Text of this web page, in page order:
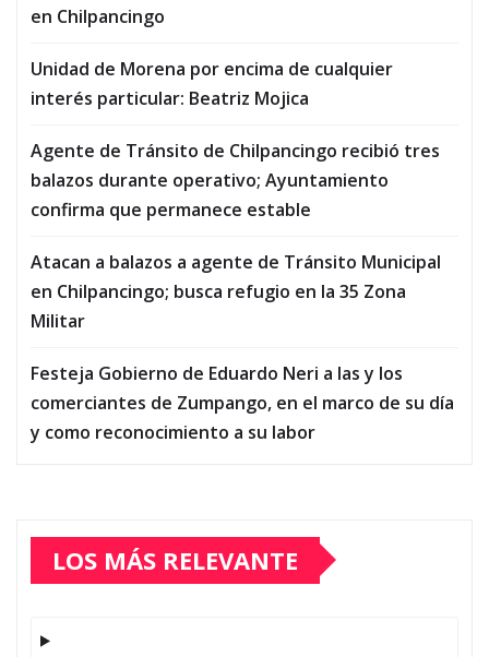
en Chilpancingo
Unidad de Morena por encima de cualquier
interés particular: Beatriz Mojica
Agente de Tránsito de Chilpancingo recibió tres
balazos durante operativo; Ayuntamiento
confirma que permanece estable
Atacan a balazos a agente de Tránsito Municipal
en Chilpancingo; busca refugio en la 35 Zona
Militar
Festeja Gobierno de Eduardo Neri a las y los
comerciantes de Zumpango, en el marco de su día
y como reconocimiento a su labor
LOS MÁS RELEVANTE